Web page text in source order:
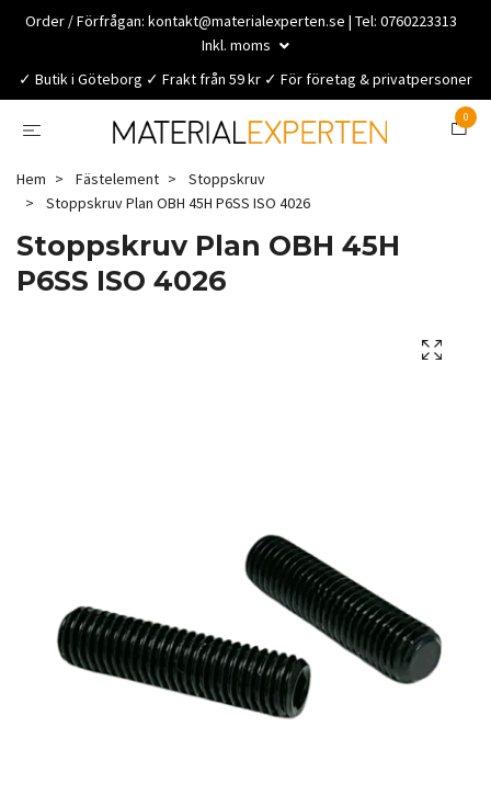
Order / Förfrågan: kontakt@materialexperten.se | Tel: 0760223313
Inkl. moms
✓ Butik i Göteborg ✓ Frakt från 59 kr ✓ För företag & privatpersoner
0
Hem Fästelement
Stoppskruv
Stoppskruv Plan OBH 45H P6SS ISO 4026
Stoppskruv Plan OBH 45H
P6SS ISO 4026